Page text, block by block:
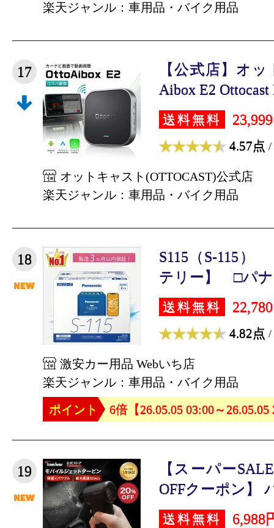
楽天ジャンル：車用品・バイク用品
17
【公式店】オ
Aibox E2 Ottocast
送料無料
4.57点 /
オットキャスト(OTTOCAST)公式店
楽天ジャンル：車用品・バイク用品
18
S115（S-115）
テリー】 □パナ
送料無料
4.82点 /
激安カー用品 Webいち店
楽天ジャンル：車用品・バイク用品
ポイント
6倍【26.05.05 03:00～26.05.05
19
【スーパー
OFFクーポン】
送料無料 6,988